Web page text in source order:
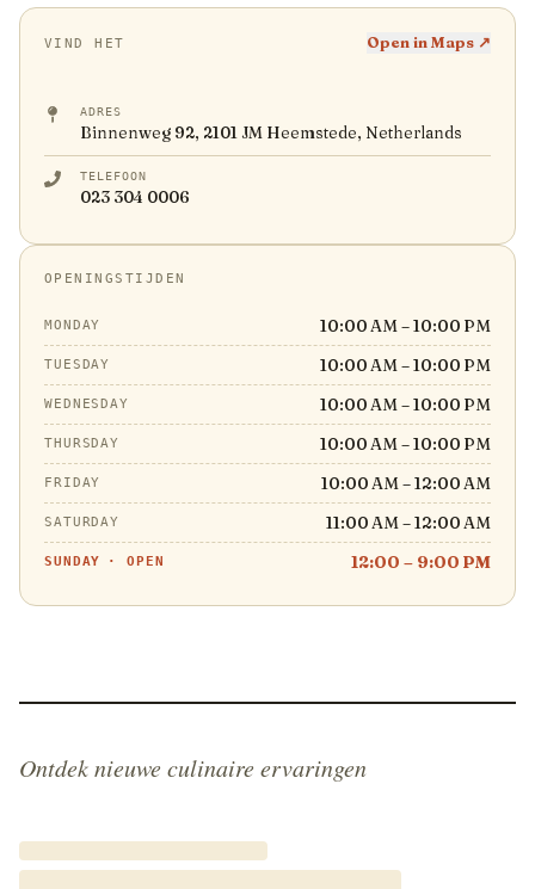
VIND HET Open in Maps ↗
ADRES
Binnenweg 92, 2101 JM Heemstede, Netherlands
TELEFOON
023 304 0006
OPENINGSTIJDEN
MONDAY 10:00 AM – 10:00 PM
TUESDAY 10:00 AM – 10:00 PM
WEDNESDAY 10:00 AM – 10:00 PM
THURSDAY 10:00 AM – 10:00 PM
FRIDAY 10:00 AM – 12:00 AM
SATURDAY 11:00 AM – 12:00 AM
SUNDAY ·OPEN 12:00 – 9:00 PM
Ontdek nieuwe culinaire ervaringen